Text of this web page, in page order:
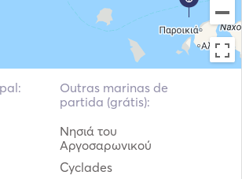
Outras marinas de
partida (grátis):
Νησιά του
Αργοσαρωνικού
Cyclades